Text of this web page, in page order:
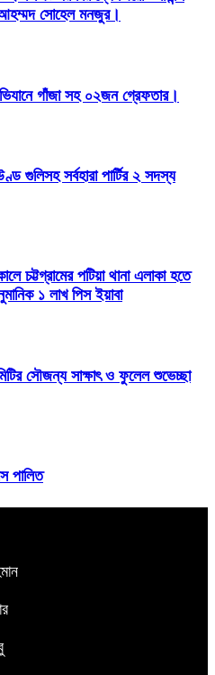
আহম্মদ সোহেল মনজুর।
গাঁজা সহ ০২জন গ্রেফতার।
গুলিসহ সর্বহারা পার্টির ২ সদস্য
চট্টগ্রামের পটিয়া থানা এলাকা হতে
১ লাখ পিস ইয়াবা
সৌজন্য সাক্ষাৎ ও ফুলেল শুভেচ্ছা
পালিত